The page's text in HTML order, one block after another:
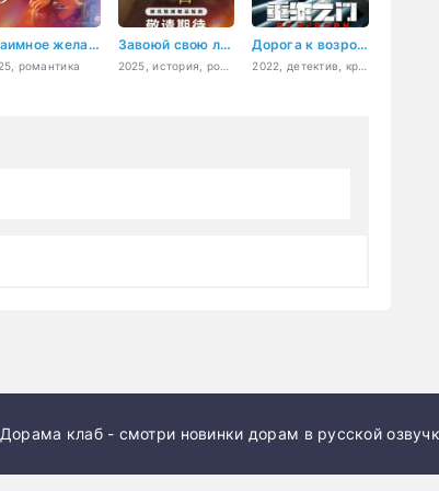
Взаимное желание
романтика
Завоюй свою любовь Дорога к возрождению
клаб - смотри новинки дорам в русской